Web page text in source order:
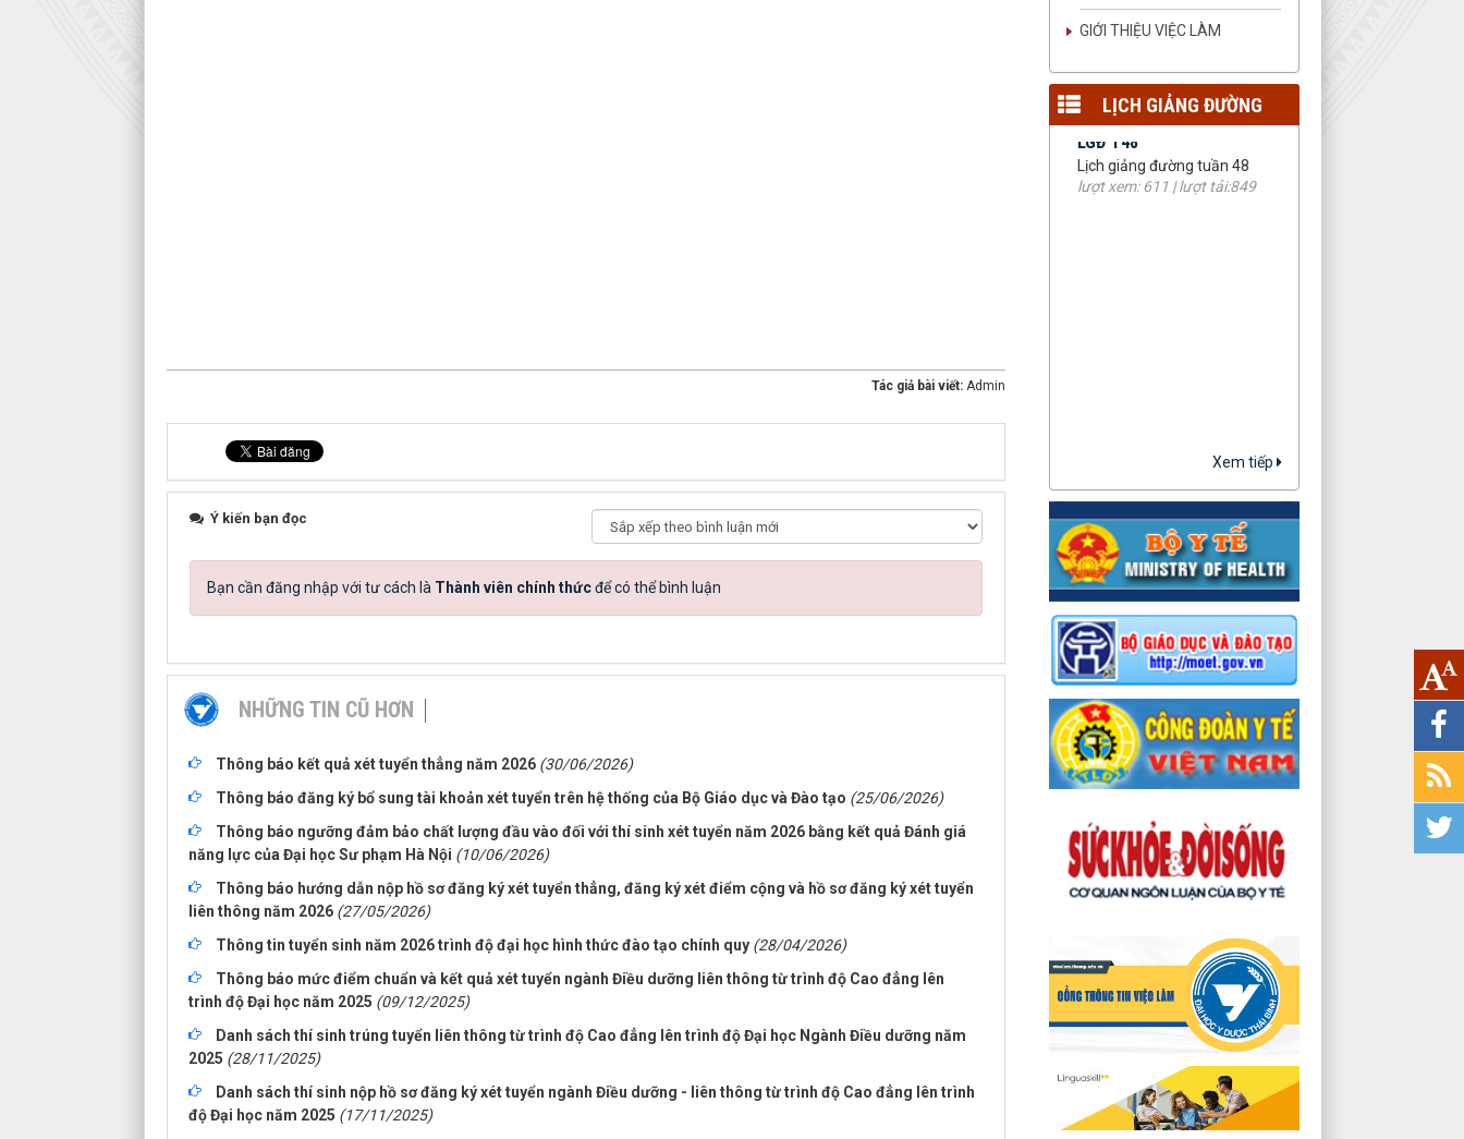
Tác giả bài viết: Admin
Ý kiến bạn đọc
Bạn cần đăng nhập với tư cách là Thành viên chính thứcđể có thể bình luận
NHỮNG TIN CŨ HƠN
Thông báo kết quả xét tuyển thẳng năm 2026 (30/06/2026)
Thông báo đăng ký bổ sung tài khoản xét tuyển trên hệ thống của Bộ Giáo dục và Đào tạo (25/06/2026)
Thông báo ngưỡng đảm bảo chất lượng đầu vào đối với thí sinh xét tuyển năm 2026 bằng kết quả Đánh giá
năng lực của Đại học Sư phạm Hà Nội (10/06/2026)
Thông báo hướng dẫn nộp hồ sơ đăng ký xét tuyển thẳng, đăng ký xét điểm cộng và hồ sơ đăng ký xét tuyển
liên thông năm 2026 (27/05/2026)
Thông tin tuyển sinh năm 2026 trình độ đại học hình thức đào tạo chính quy (28/04/2026)
Thông báo mức điểm chuẩn và kết quả xét tuyển ngành Điều dưỡng liên thông từ trình độ Cao đẳng lên
trình độ Đại học năm 2025 (09/12/2025)
Danh sách thí sinh trúng tuyển liên thông từ trình độ Cao đẳng lên trình độ Đại học Ngành Điều dưỡng năm
2025 (28/11/2025)
Danh sách thí sinh nộp hồ sơ đăng ký xét tuyển ngành Điều dưỡng - liên thông từ trình độ Cao đẳng lên trình
độ Đại học năm 2025 (17/11/2025)
GIỚI THIỆU VIỆC LÀM
LỊCH GIẢNG ĐƯỜNG
LGT 01
Lịch giảng đường tuần 01
tải:2735
LGĐ T48
Lịch giảng đường tuần 48
lượt xem: 611 | lượt tải:849
Xem tiếp